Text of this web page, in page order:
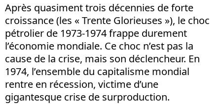
Après quasiment trois décennies de forte
croissance (les « Trente Glorieuses »), le choc
pétrolier de 1973-1974 frappe durement
l’économie mondiale. Ce choc n’est pas la
cause de la crise, mais son déclencheur. En
1974, l’ensemble du capitalisme mondial
rentre en récession, victime d’une
gigantesque crise de surproduction.